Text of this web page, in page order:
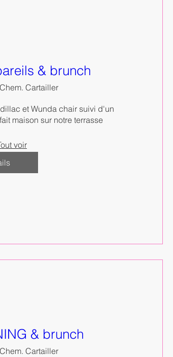
& brunch
Cartailler
et Wunda chair suivi d'un
maison sur notre terrasse
voir
& brunch
Cartailler